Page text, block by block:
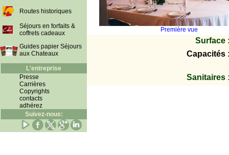
Routes historiques
Séjours en forfaits &
coffrets cadeaux
Guides papier Séjours
aux Chateaux
L'entreprise
Presse
Carrières
Copyrights
contacts
adhérez
Suivez-nous:
Première vue
Surface
Capacités
Sanitaires